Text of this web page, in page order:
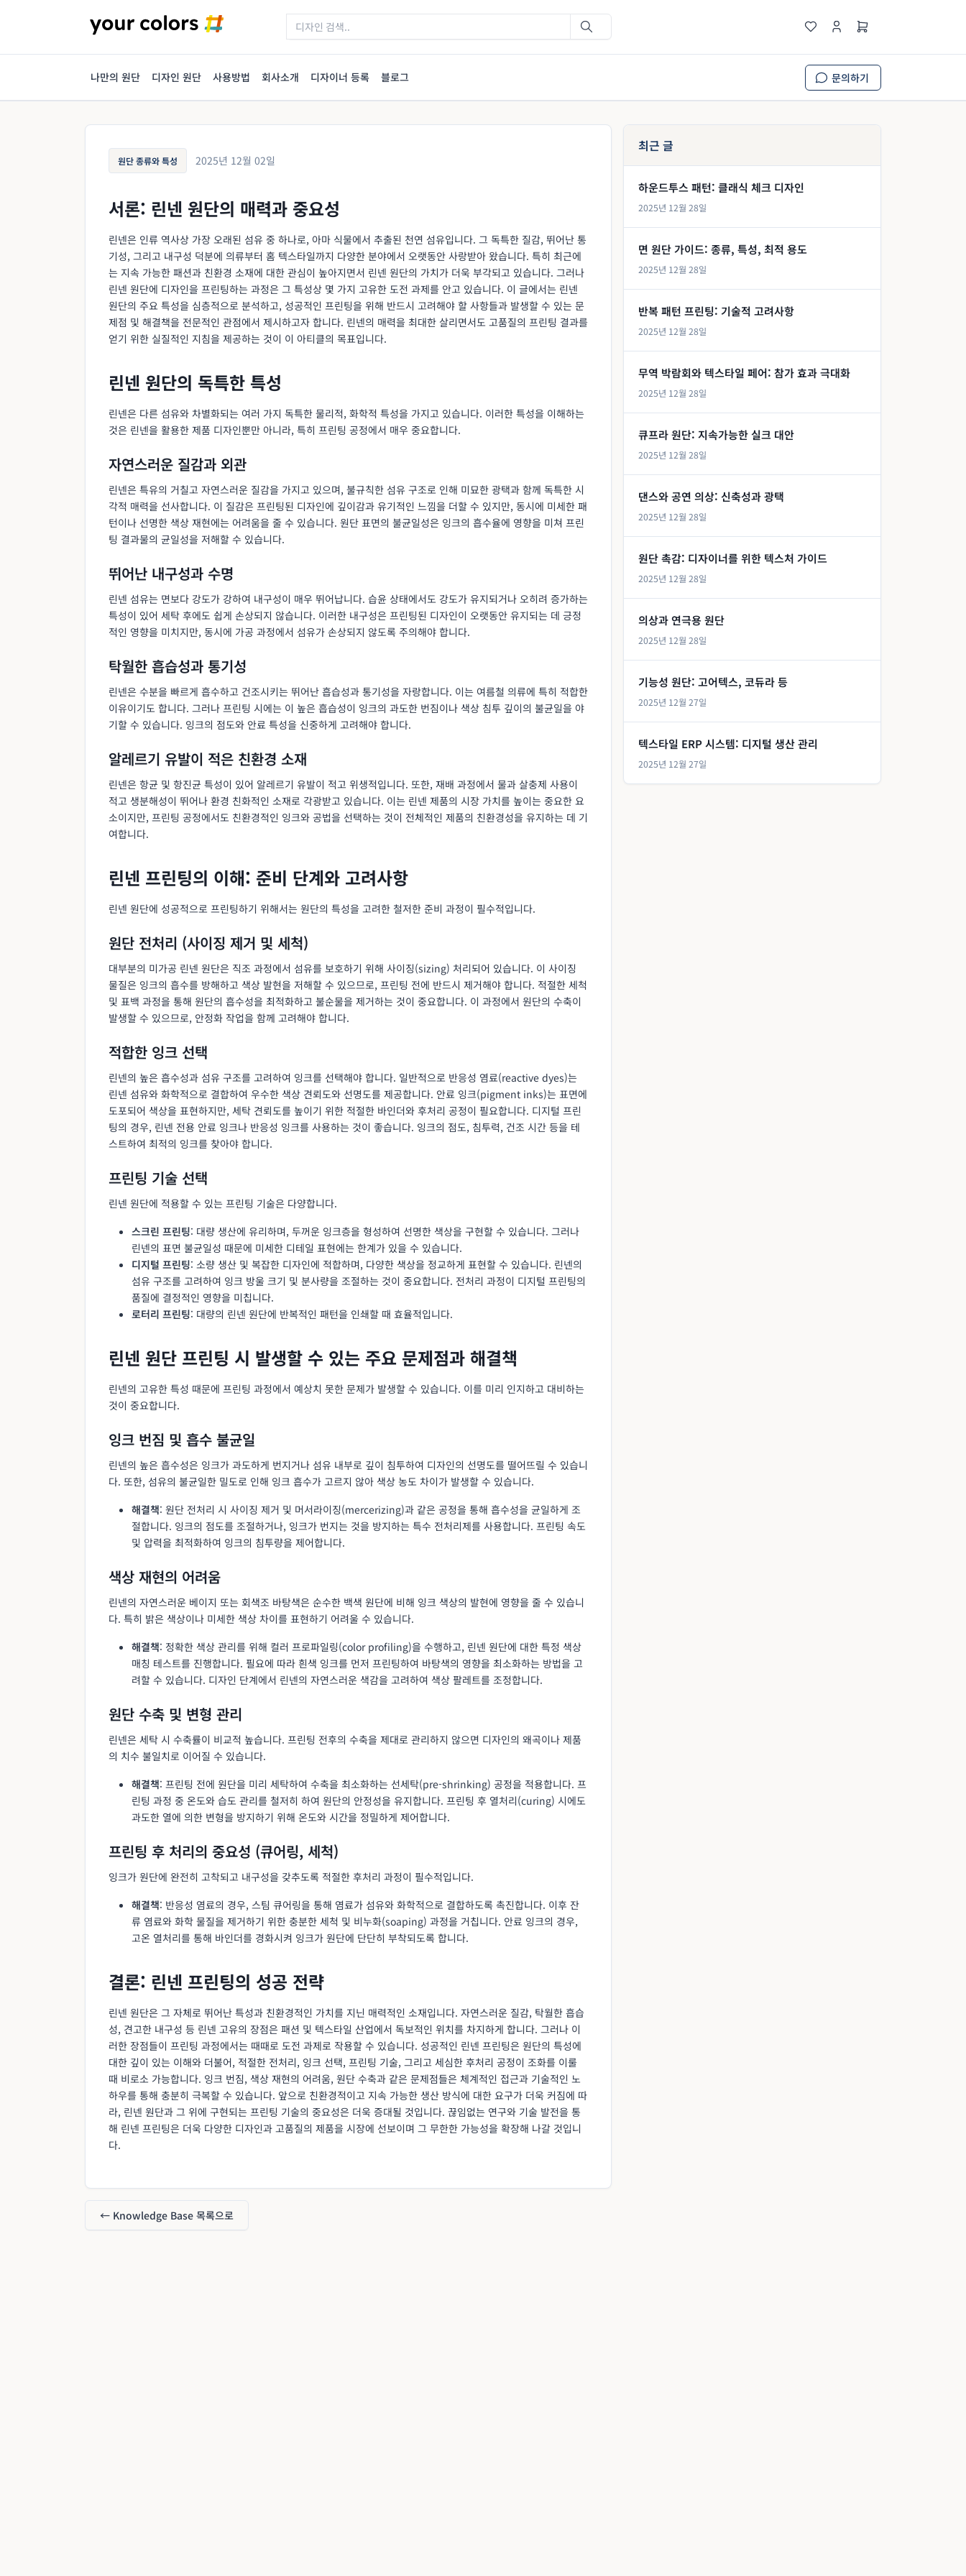
나만의 원단 디자인 원단 사용방법 회사소개 디자이너 등록 블로그 문의하기
원단 종류와 특성 2025년 12월 02일
서론: 린넨 원단의 매력과 중요성
린넨은 인류 역사상 가장 오래된 섬유 중 하나로, 아마 식물에서 추출된 천연 섬유입니다. 그 독특한 질감, 뛰어난 통
기성, 그리고 내구성 덕분에 의류부터 홈 텍스타일까지 다양한 분야에서 오랫동안 사랑받아 왔습니다. 특히 최근에
는 지속 가능한 패션과 친환경 소재에 대한 관심이 높아지면서 린넨 원단의 가치가 더욱 부각되고 있습니다. 그러나
린넨 원단에 디자인을 프린팅하는 과정은 그 특성상 몇 가지 고유한 도전 과제를 안고 있습니다. 이 글에서는 린넨
원단의 주요 특성을 심층적으로 분석하고, 성공적인 프린팅을 위해 반드시 고려해야 할 사항들과 발생할 수 있는 문
제점 및 해결책을 전문적인 관점에서 제시하고자 합니다. 린넨의 매력을 최대한 살리면서도 고품질의 프린팅 결과를
얻기 위한 실질적인 지침을 제공하는 것이 이 아티클의 목표입니다.
린넨 원단의 독특한 특성
린넨은 다른 섬유와 차별화되는 여러 가지 독특한 물리적, 화학적 특성을 가지고 있습니다. 이러한 특성을 이해하는
것은 린넨을 활용한 제품 디자인뿐만 아니라, 특히 프린팅 공정에서 매우 중요합니다.
자연스러운 질감과 외관
린넨은 특유의 거칠고 자연스러운 질감을 가지고 있으며, 불규칙한 섬유 구조로 인해 미묘한 광택과 함께 독특한 시
각적 매력을 선사합니다. 이 질감은 프린팅된 디자인에 깊이감과 유기적인 느낌을 더할 수 있지만, 동시에 미세한 패
턴이나 선명한 색상 재현에는 어려움을 줄 수 있습니다. 원단 표면의 불균일성은 잉크의 흡수율에 영향을 미쳐 프린
팅 결과물의 균일성을 저해할 수 있습니다.
뛰어난 내구성과 수명
린넨 섬유는 면보다 강도가 강하여 내구성이 매우 뛰어납니다. 습윤 상태에서도 강도가 유지되거나 오히려 증가하는
특성이 있어 세탁 후에도 쉽게 손상되지 않습니다. 이러한 내구성은 프린팅된 디자인이 오랫동안 유지되는 데 긍정
적인 영향을 미치지만, 동시에 가공 과정에서 섬유가 손상되지 않도록 주의해야 합니다.
탁월한 흡습성과 통기성
린넨은 수분을 빠르게 흡수하고 건조시키는 뛰어난 흡습성과 통기성을 자랑합니다. 이는 여름철 의류에 특히 적합한
이유이기도 합니다. 그러나 프린팅 시에는 이 높은 흡습성이 잉크의 과도한 번짐이나 색상 침투 깊이의 불균일을 야
기할 수 있습니다. 잉크의 점도와 안료 특성을 신중하게 고려해야 합니다.
알레르기 유발이 적은 친환경 소재
린넨은 항균 및 항진균 특성이 있어 알레르기 유발이 적고 위생적입니다. 또한, 재배 과정에서 물과 살충제 사용이
적고 생분해성이 뛰어나 환경 친화적인 소재로 각광받고 있습니다. 이는 린넨 제품의 시장 가치를 높이는 중요한 요
소이지만, 프린팅 공정에서도 친환경적인 잉크와 공법을 선택하는 것이 전체적인 제품의 친환경성을 유지하는 데 기
여합니다.
린넨 프린팅의 이해: 준비 단계와 고려사항
린넨 원단에 성공적으로 프린팅하기 위해서는 원단의 특성을 고려한 철저한 준비 과정이 필수적입니다.
원단 전처리 (사이징 제거 및 세척)
대부분의 미가공 린넨 원단은 직조 과정에서 섬유를 보호하기 위해 사이징(sizing) 처리되어 있습니다. 이 사이징
물질은 잉크의 흡수를 방해하고 색상 발현을 저해할 수 있으므로, 프린팅 전에 반드시 제거해야 합니다. 적절한 세척
및 표백 과정을 통해 원단의 흡수성을 최적화하고 불순물을 제거하는 것이 중요합니다. 이 과정에서 원단의 수축이
발생할 수 있으므로, 안정화 작업을 함께 고려해야 합니다.
적합한 잉크 선택
린넨의 높은 흡수성과 섬유 구조를 고려하여 잉크를 선택해야 합니다. 일반적으로 반응성 염료(reactive dyes)는
린넨 섬유와 화학적으로 결합하여 우수한 색상 견뢰도와 선명도를 제공합니다. 안료 잉크(pigment inks)는 표면에
도포되어 색상을 표현하지만, 세탁 견뢰도를 높이기 위한 적절한 바인더와 후처리 공정이 필요합니다. 디지털 프린
팅의 경우, 린넨 전용 안료 잉크나 반응성 잉크를 사용하는 것이 좋습니다. 잉크의 점도, 침투력, 건조 시간 등을 테
스트하여 최적의 잉크를 찾아야 합니다.
프린팅 기술 선택
린넨 원단에 적용할 수 있는 프린팅 기술은 다양합니다.
스크린 프린팅: 대량 생산에 유리하며, 두꺼운 잉크층을 형성하여 선명한 색상을 구현할 수 있습니다. 그러나
린넨의 표면 불균일성 때문에 미세한 디테일 표현에는 한계가 있을 수 있습니다.
디지털 프린팅: 소량 생산 및 복잡한 디자인에 적합하며, 다양한 색상을 정교하게 표현할 수 있습니다. 린넨의
섬유 구조를 고려하여 잉크 방울 크기 및 분사량을 조절하는 것이 중요합니다. 전처리 과정이 디지털 프린팅의
품질에 결정적인 영향을 미칩니다.
로터리 프린팅: 대량의 린넨 원단에 반복적인 패턴을 인쇄할 때 효율적입니다.
린넨 원단 프린팅 시 발생할 수 있는 주요 문제점과 해결책
린넨의 고유한 특성 때문에 프린팅 과정에서 예상치 못한 문제가 발생할 수 있습니다. 이를 미리 인지하고 대비하는
것이 중요합니다.
잉크 번짐 및 흡수 불균일
린넨의 높은 흡수성은 잉크가 과도하게 번지거나 섬유 내부로 깊이 침투하여 디자인의 선명도를 떨어뜨릴 수 있습니
다. 또한, 섬유의 불균일한 밀도로 인해 잉크 흡수가 고르지 않아 색상 농도 차이가 발생할 수 있습니다.
해결책: 원단 전처리 시 사이징 제거 및 머서라이징(mercerizing)과 같은 공정을 통해 흡수성을 균일하게 조
절합니다. 잉크의 점도를 조절하거나, 잉크가 번지는 것을 방지하는 특수 전처리제를 사용합니다. 프린팅 속도
및 압력을 최적화하여 잉크의 침투량을 제어합니다.
색상 재현의 어려움
린넨의 자연스러운 베이지 또는 회색조 바탕색은 순수한 백색 원단에 비해 잉크 색상의 발현에 영향을 줄 수 있습니
다. 특히 밝은 색상이나 미세한 색상 차이를 표현하기 어려울 수 있습니다.
해결책: 정확한 색상 관리를 위해 컬러 프로파일링(color profiling)을 수행하고, 린넨 원단에 대한 특정 색상
매칭 테스트를 진행합니다. 필요에 따라 흰색 잉크를 먼저 프린팅하여 바탕색의 영향을 최소화하는 방법을 고
려할 수 있습니다. 디자인 단계에서 린넨의 자연스러운 색감을 고려하여 색상 팔레트를 조정합니다.
원단 수축 및 변형 관리
린넨은 세탁 시 수축률이 비교적 높습니다. 프린팅 전후의 수축을 제대로 관리하지 않으면 디자인의 왜곡이나 제품
의 치수 불일치로 이어질 수 있습니다.
해결책: 프린팅 전에 원단을 미리 세탁하여 수축을 최소화하는 선세탁(pre-shrinking) 공정을 적용합니다. 프
린팅 과정 중 온도와 습도 관리를 철저히 하여 원단의 안정성을 유지합니다. 프린팅 후 열처리(curing) 시에도
과도한 열에 의한 변형을 방지하기 위해 온도와 시간을 정밀하게 제어합니다.
프린팅 후 처리의 중요성 (큐어링, 세척)
잉크가 원단에 완전히 고착되고 내구성을 갖추도록 적절한 후처리 과정이 필수적입니다.
해결책: 반응성 염료의 경우, 스팀 큐어링을 통해 염료가 섬유와 화학적으로 결합하도록 촉진합니다. 이후 잔
류 염료와 화학 물질을 제거하기 위한 충분한 세척 및 비누화(soaping) 과정을 거칩니다. 안료 잉크의 경우,
고온 열처리를 통해 바인더를 경화시켜 잉크가 원단에 단단히 부착되도록 합니다.
결론: 린넨 프린팅의 성공 전략
린넨 원단은 그 자체로 뛰어난 특성과 친환경적인 가치를 지닌 매력적인 소재입니다. 자연스러운 질감, 탁월한 흡습
성, 견고한 내구성 등 린넨 고유의 장점은 패션 및 텍스타일 산업에서 독보적인 위치를 차지하게 합니다. 그러나 이
러한 장점들이 프린팅 과정에서는 때때로 도전 과제로 작용할 수 있습니다. 성공적인 린넨 프린팅은 원단의 특성에
대한 깊이 있는 이해와 더불어, 적절한 전처리, 잉크 선택, 프린팅 기술, 그리고 세심한 후처리 공정이 조화를 이룰
때 비로소 가능합니다. 잉크 번짐, 색상 재현의 어려움, 원단 수축과 같은 문제점들은 체계적인 접근과 기술적인 노
하우를 통해 충분히 극복할 수 있습니다. 앞으로 친환경적이고 지속 가능한 생산 방식에 대한 요구가 더욱 커짐에 따
라, 린넨 원단과 그 위에 구현되는 프린팅 기술의 중요성은 더욱 증대될 것입니다. 끊임없는 연구와 기술 발전을 통
해 린넨 프린팅은 더욱 다양한 디자인과 고품질의 제품을 시장에 선보이며 그 무한한 가능성을 확장해 나갈 것입니
다.
← Knowledge Base 목록으로
최근 글
하운드투스 패턴: 클래식 체크 디자인
2025년 12월 28일
면 원단 가이드: 종류, 특성, 최적 용도
2025년 12월 28일
반복 패턴 프린팅: 기술적 고려사항
2025년 12월 28일
무역 박람회와 텍스타일 페어: 참가 효과 극대화
2025년 12월 28일
큐프라 원단: 지속가능한 실크 대안
2025년 12월 28일
댄스와 공연 의상: 신축성과 광택
2025년 12월 28일
원단 촉감: 디자이너를 위한 텍스처 가이드
2025년 12월 28일
의상과 연극용 원단
2025년 12월 28일
기능성 원단: 고어텍스, 코듀라 등
2025년 12월 27일
텍스타일 ERP 시스템: 디지털 생산 관리
2025년 12월 27일